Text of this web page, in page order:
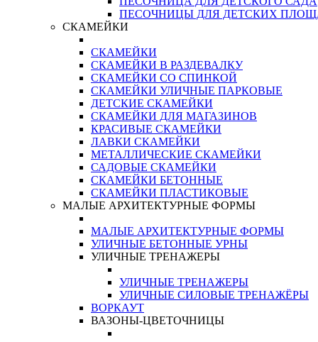
ПЕСОЧНИЦЫ ДЛЯ ДЕТСКИХ
СКАМЕЙКИ
СКАМЕЙКИ
СКАМЕЙКИ В РАЗДЕВАЛКУ
СКАМЕЙКИ СО СПИНКОЙ
СКАМЕЙКИ УЛИЧНЫЕ ПАРКОВЫЕ
ДЕТСКИЕ СКАМЕЙКИ
СКАМЕЙКИ ДЛЯ МАГАЗИНОВ
КРАСИВЫЕ СКАМЕЙКИ
ЛАВКИ СКАМЕЙКИ
МЕТАЛЛИЧЕСКИЕ СКАМЕЙКИ
САДОВЫЕ СКАМЕЙКИ
СКАМЕЙКИ БЕТОННЫЕ
СКАМЕЙКИ ПЛАСТИКОВЫЕ
МАЛЫЕ АРХИТЕКТУРНЫЕ ФОРМЫ
МАЛЫЕ АРХИТЕКТУРНЫЕ ФОРМЫ
УЛИЧНЫЕ БЕТОННЫЕ УРНЫ
УЛИЧНЫЕ ТРЕНАЖЕРЫ
УЛИЧНЫЕ ТРЕНАЖЕРЫ
УЛИЧНЫЕ СИЛОВЫЕ ТРЕНАЖЁРЫ
ВОРКАУТ
ВАЗОНЫ-ЦВЕТОЧНИЦЫ